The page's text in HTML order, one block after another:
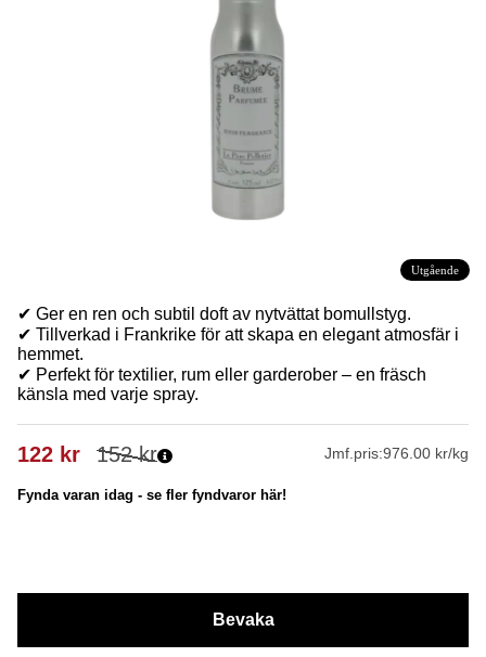
Utgående
✔ Ger en ren och subtil doft av nytvättat bomullstyg.
✔ Tillverkad i Frankrike för att skapa en elegant atmosfär i
hemmet.
✔ Perfekt för textilier, rum eller garderober – en fräsch
känsla med varje spray.
152kr
122 kr Jmf.pris:976.00 kr/kg
Fynda varan idag - se fler fyndvaror här!
Bevaka